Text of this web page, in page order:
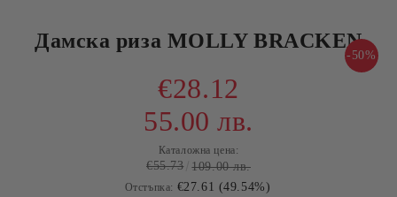
Дамска риза MOLLY BRACKEN
-50%
€28.12
55.00 лв.
Каталожна цена:
€55.73 109.00 лв.
Отстъпка: €27.61 (49.54%)